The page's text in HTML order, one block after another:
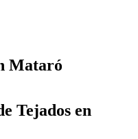
Mataró
Tejados en